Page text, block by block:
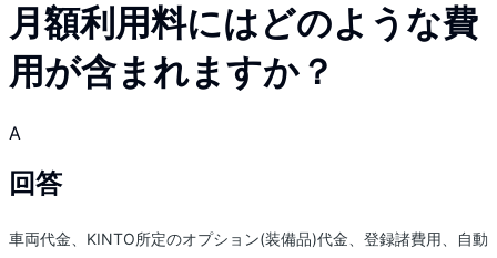
月額利用料にはどのような費
用が含まれますか？
A
回答
車両代金、KINTO所定のオプション(装備品)代金、登録諸費用、自動